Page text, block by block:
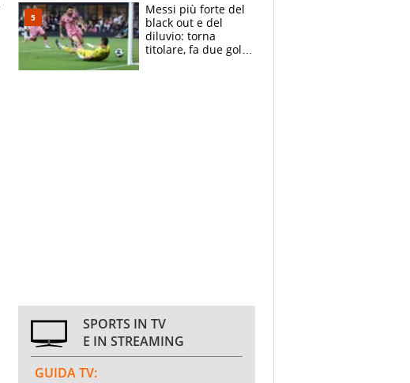
Messi più forte del
black out e del
diluvio: torna
titolare, fa due gol e
SPORTS IN TV
E IN STREAMING
GUIDA TV: